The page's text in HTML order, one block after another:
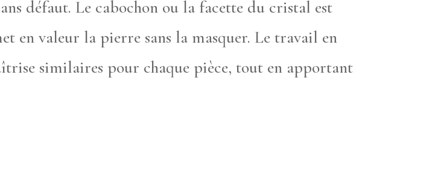
défaut. Le cabochon ou la facette du cristal est
en valeur la pierre sans la masquer. Le travail en
similaires pour chaque pièce, tout en apportant